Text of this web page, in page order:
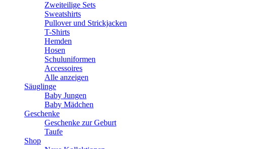
Zweiteilige Sets
Sweatshirts
Pullover und Strickjacken
T-Shirts
Hemden
Hosen
Schuluniformen
Accessoires
Alle anzeigen
Säuglinge
Baby Jungen
Baby Mädchen
Geschenke
Geschenke zur Geburt
Taufe
Shop